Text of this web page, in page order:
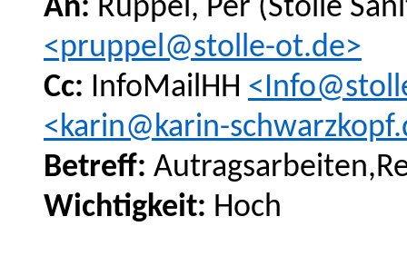
An: Ruppel, Per (Stolle
<pruppel@stolle-ot.de>
Cc: InfoMailHH
<karin@karin-
Betreff:
Wichtigkeit: Hoch